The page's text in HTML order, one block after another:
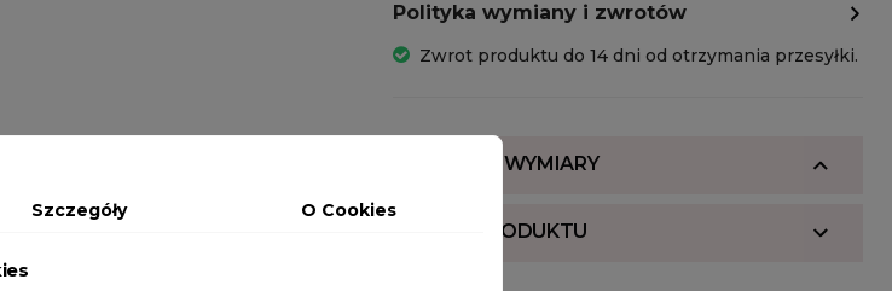
Polityka wymiany i zwrotów
Zwrot produktu do 14 dni od otrzymania przesyłki.
SKŁAD I WYMIARY
OPIS PRODUKTU
Szczegóły O Cookies